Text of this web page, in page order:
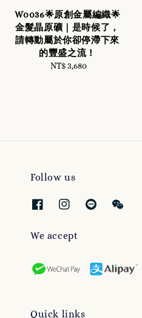
W0036🌟原創金屬編織🌟
金髮晶原礦｜是時候了，
請轉動屬於你卻停滯下來
的豐盛之流！
Regular
NT$ 3,680
Follow us
We accept
Quick links